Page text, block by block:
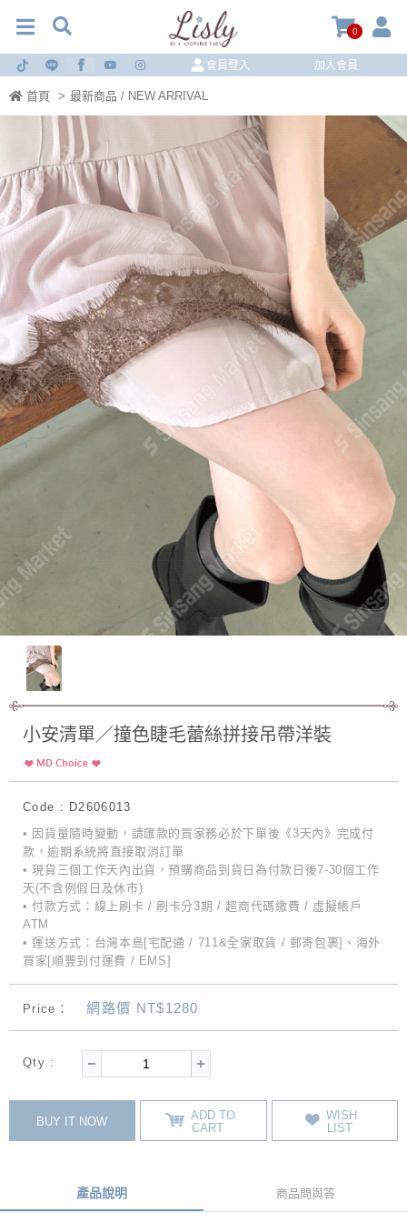
0
會員登入 加入會員
首頁 > 最新商品 / NEW ARRIVAL
小安清單／撞色睫毛蕾絲拼接吊帶洋裝
Code : D2606013
• 因貨量隨時變動，請匯款的買家務必於下單後《3天內》完成付
款，逾期系統將直接取消訂單
• 現貨三個工作天內出貨，預購商品到貨日為付款日後7-30個工作
天(不含例假日及休市)
• 付款方式：線上刷卡 / 刷卡分3期 / 超商代碼繳費 / 虛擬帳戶
ATM
• 運送方式：台灣本島[宅配通 / 711&全家取貨 / 郵寄包裹]、海外
買家[順豐到付運費 / EMS]
Price：網路價 NT$1280
Qty :
BUY IT NOW
ADD TO
CART
WISH
LIST
產品說明 商品問與答